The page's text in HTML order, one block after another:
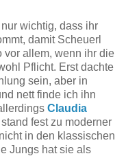
wichtig, dass ihr
damit Scheuerl
vor allem, wenn ihr die
Pflicht. Erst dachte
sein, aber in
nett finde ich ihn
Claudia
fest zu moderner
in den klassischen
Jungs hat sie als